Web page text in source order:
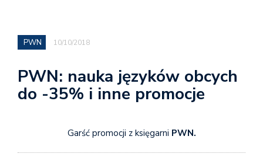
PWN 10/10/2018
PWN: nauka języków obcych
do -35% i inne promocje
Garść promocji z księgarni PWN.